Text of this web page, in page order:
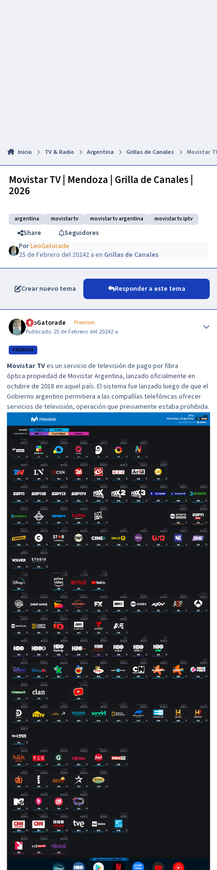
Inicio TV & Radio Argentina Grillas de Canales Movistar
Movistar TV | Mendoza | Grilla de Canales |
2026
argentina movistar tv movistar tv argentina movistar tv iptv
Share
Seguidores
PorLeoGatorade
25 de Febrero del 20242 a en Grillas de Canales
Crear nuevo tema Responder a este tema
LeoGatorade Premium
Publicado 25 de Febrero del 20242 a
PREMIUM
Movistar TVes un servicio de televisión de pago por fibra
óptica propiedad de Movistar Argentina, lanzado oficialmente en
octubre de 2018 en aquel país. El sistema fue lanzado luego de que el
Gobierno argentino permitiera a las compañías telefónicas ofrecer
servicios de televisión, operación que previamente estaba prohibida.